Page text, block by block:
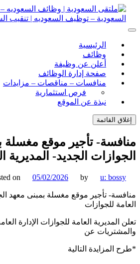
– توظيف السعوديه | تنقيب السعوديه
السعوديه | تنقيب السعوديه
الرئيسية
وظائف
أعلن عن وظيفة
صفحة إدارة الوظائف
منافسات – مناقصات – مزايدات
فرص استثمارية
نبذة عن الموقع
القائمة
تأجير موقع مغسلة
الجديد- المديرية
Posted on 05/02/2026 by u:
تأجير موقع مغسلة بمبنى معهد
للجوازات
المديرية العامة للجوازات الإدارة العامة
عن
المزايدة التالية